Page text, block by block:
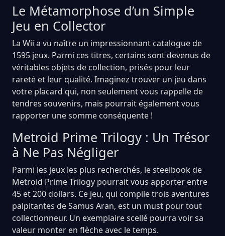
Le Métamorphose d’un Simple
Jeu en Collector
La Wii a vu naître un impressionnant catalogue de
1595 jeux. Parmi ces titres, certains sont devenus de
véritables objets de collection, prisés pour leur
rareté et leur qualité. Imaginez trouver un jeu dans
votre placard qui, non seulement vous rappelle de
tendres souvenirs, mais pourrait également vous
rapporter une somme conséquente !
Metroid Prime Trilogy : Un Trésor
à Ne Pas Négliger
Parmi les jeux les plus recherchés, le steelbook de
Metroid Prime Trilogy pourrait vous apporter entre
45 et 200 dollars. Ce jeu, qui compile trois aventures
palpitantes de Samus Aran, est un must pour tout
collectionneur. Un exemplaire scellé pourra voir sa
valeur monter en flèche avec le temps.